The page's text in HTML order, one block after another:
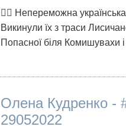
👉🏻 Непереможна
Викинули їх з траси
Попасної біля Комишувахи
Олена Кудренко -
29052022